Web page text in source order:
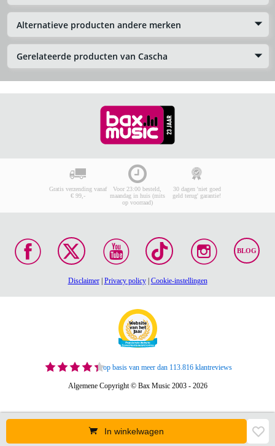
Alternatieve producten andere merken
Gerelateerde producten van Cascha
In winkelwagen
Gratis verzending vanaf
€ 99,-
Voor 23:00 besteld,
maandag in huis (mits
op voorraad)
30 dagen 'niet goed
geld terug' garantie!
BLOG
Disclaimer| Privacy policy| Cookie-instellingen
op basis van meer dan 113.816 klantreviews
Algemene Copyright © Bax Music 2003 - 2026